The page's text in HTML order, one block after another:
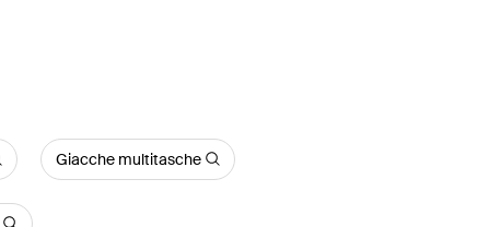
Giacche multitasche